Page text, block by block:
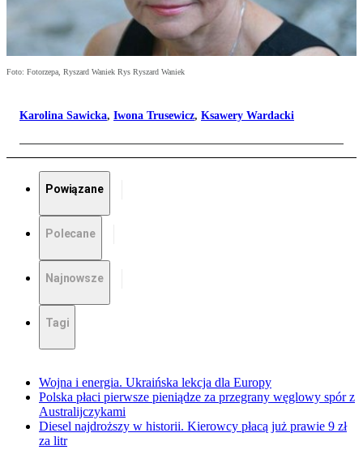
Foto: Fotorzepa, Ryszard Waniek Rys Ryszard Waniek
Karolina Sawicka, Iwona Trusewicz, Ksawery Wardacki
Powiązane
Polecane
Najnowsze
Tagi
Wojna i energia. Ukraińska lekcja dla Europy
Polska płaci pierwsze pieniądze za przegrany węglowy spór z
Australijczykami
Diesel najdroższy w historii. Kierowcy płacą już prawie 9 zł
za litr